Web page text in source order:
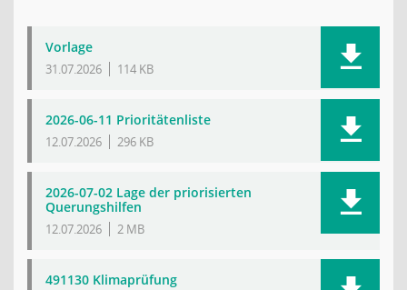
Vorlage
31.07.2026 114 KB
2026-06-11 Prioritätenliste
12.07.2026 296 KB
2026-07-02 Lage der priorisierten
Querungshilfen
12.07.2026 2 MB
491130 Klimaprüfung